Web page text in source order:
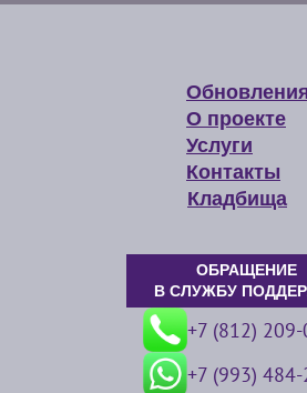
О проекте
Услуги
Контакты
Кладбища
ОБРАЩЕНИЕ
В СЛУЖБУ
+7 (812)
+7 (993)